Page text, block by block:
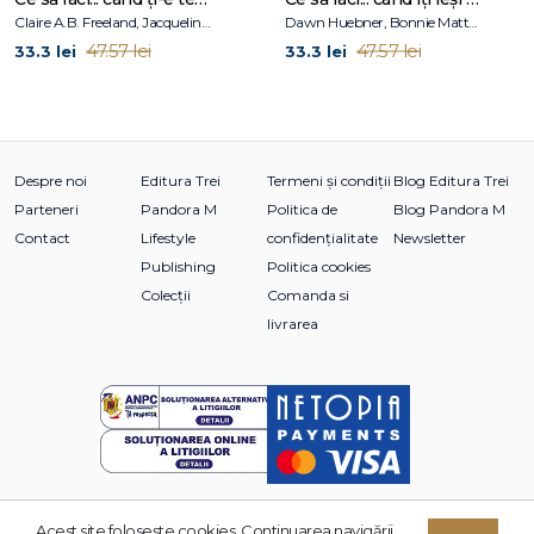
33.3 lei 47.57 lei 33.3 lei 47.57 lei
Despre noi
Parteneri
Contact
Editura Trei
Pandora M
Lifestyle
Publishing
Colecții
Termeni și condiții
Politica de
confidențialitate
Politica cookies
Comanda si
livrarea
Blog Editura Trei
Blog Pandora M
Newsletter
Acest site foloseşte cookies. Continuarea navigării